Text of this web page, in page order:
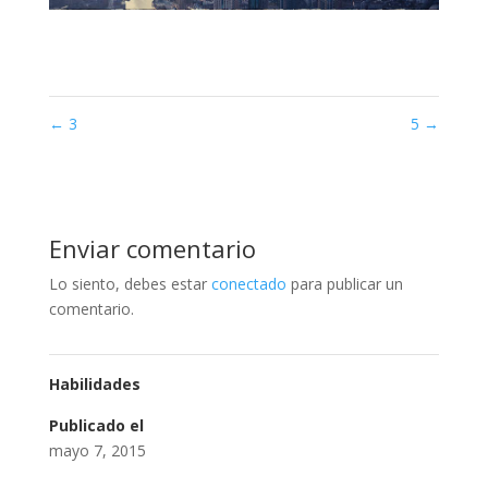
← 3 5 →
Enviar comentario
Lo siento, debes estar conectado para publicar un
comentario.
Habilidades
Publicado el
mayo 7, 2015